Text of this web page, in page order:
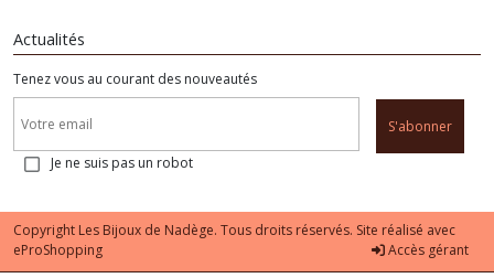
Actualités
Tenez vous au courant des nouveautés
S'abonner
Je ne suis pas un robot
Copyright Les Bijoux de Nadège. Tous droits réservés. Site réalisé avec
eProShopping
Accès gérant